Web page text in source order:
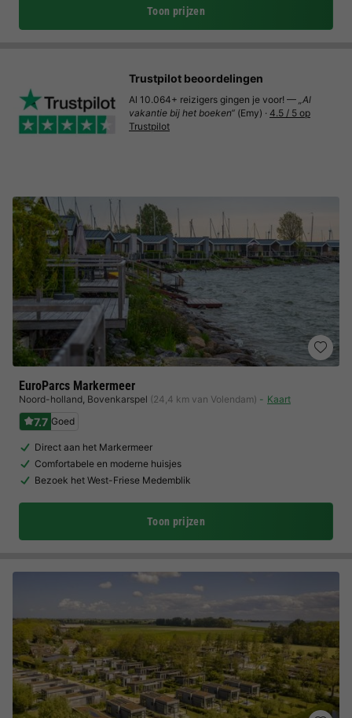
Toon prijzen
EuroParcs Markermeer
Noord-holland, Bovenkarspel (24,4 km van Volendam) Kaart
7.7 Goed
Direct aan het Markermeer
Comfortabele en moderne huisjes
Bezoek het West-Friese Medemblik
Toon prijzen
Trustpilot beoordelingen
Al 10.064+ reizigers gingen je voor! — „Al
vakantie bij het boeken“ (Emy) · 4.5 / 5 op
Trustpilot